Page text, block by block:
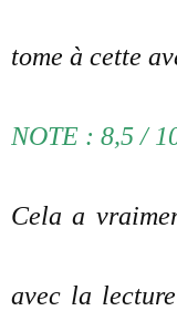
tome à cette
NOTE : 8,5 /
Cela a
avec la